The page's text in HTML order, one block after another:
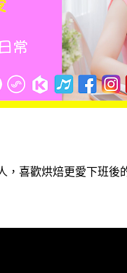
喜歡烘焙更愛下班後